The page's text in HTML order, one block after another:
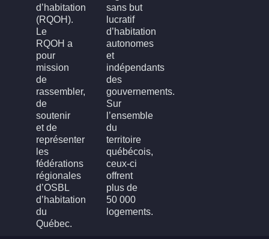
d’habitation
(RQOH).
Le
RQOH a
pour
mission
de
rassembler,
de
soutenir
et de
représenter
les
fédérations
régionales
d’OSBL
d’habitation
du
Québec.
sans but
lucratif
d’habitation
autonomes
et
indépendants
des
gouvernements.
Sur
l’ensemble
du
territoire
québécois,
ceux-ci
offrent
plus de
50 000
logements.